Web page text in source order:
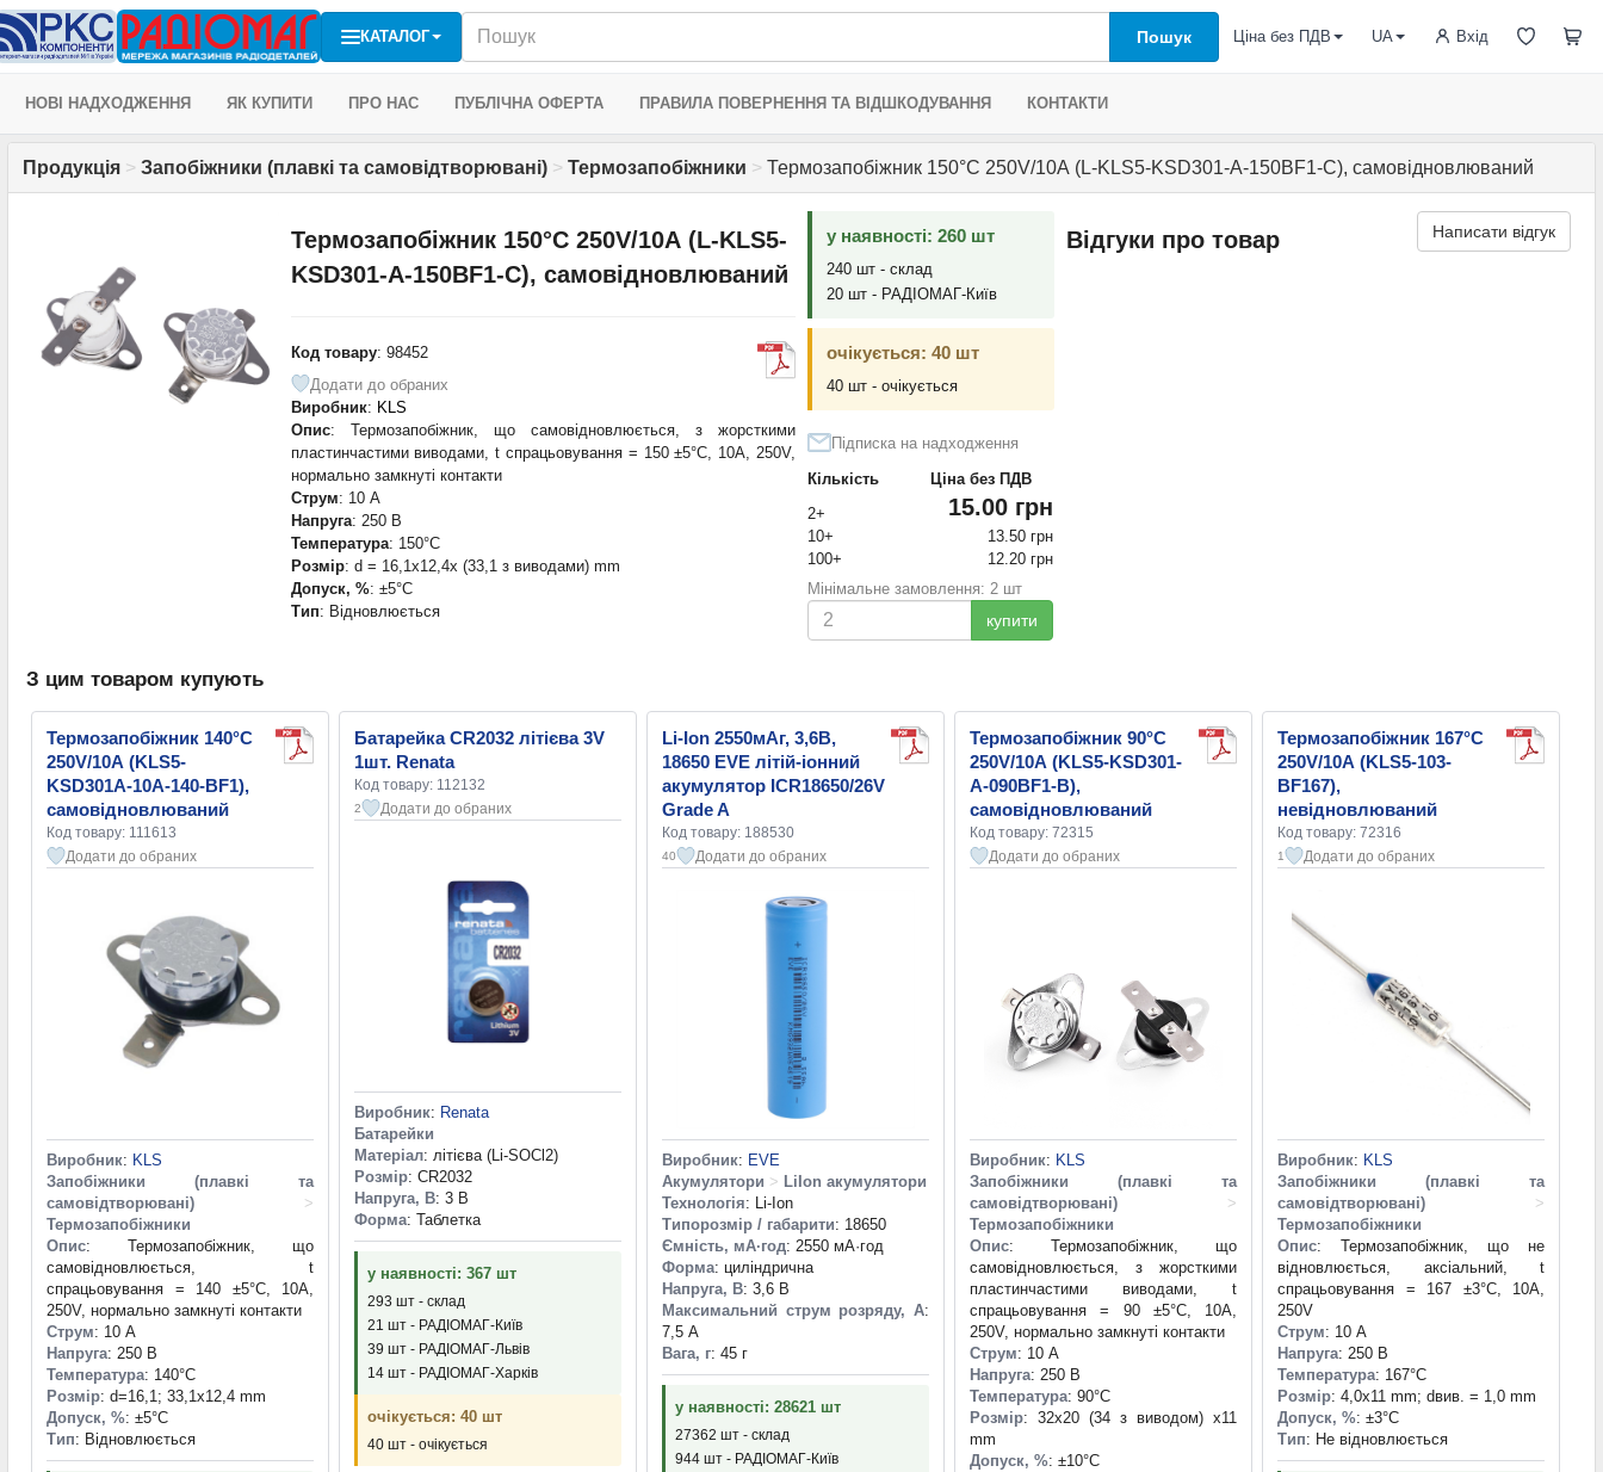
КАТАЛОГ Пошук Вхід
Ціна без ПДВ UA
НОВІ НАДХОДЖЕННЯ ЯК КУПИТИ ПРО НАС ПУБЛІЧНА ОФЕРТА ПРАВИЛА ПОВЕРНЕННЯ ТА ВІДШКОДУВАННЯ КОНТАКТИ
Продукція > Запобіжники (плавкі та самовідтворювані) > Термозапобіжники > Термозапобіжник 150°C 250V/10А (L-KLS5-KSD301-A-150BF1-C), самовідновлюваний
Термозапобіжник 150°C 250V/10А (L-KLS5-
KSD301-A-150BF1-C), самовідновлюваний
Код товару: 98452
Додати до обраних
Виробник: KLS
Опис: Термозапобіжник, що самовідновлюється, з жорсткими
пластинчастими виводами, t спрацьовування = 150 ±5°C, 10A, 250V,
нормально замкнуті контакти
Струм: 10 А
Напруга: 250 В
Температура: 150°С
Розмір: d = 16,1x12,4x (33,1 з виводами) mm
Допуск, %: ±5°С
Тип: Відновлюється
у наявності: 260 шт
240 шт - склад
20 шт - РАДІОМАГ-Київ
очікується: 40 шт
40 шт - очікується
Підписка на надходження
Кількість
Ціна без ПДВ
2+
15.00 грн
10+
13.50 грн
100+
12.20 грн
Мінімальне замовлення: 2 шт
купити
Відгуки про товар Написати відгук
З цим товаром купують
Термозапобіжник 140°C
250V/10А (KLS5-
KSD301A-10A-140-BF1),
самовідновлюваний
Код товару: 111613
Додати до обраних
Виробник: KLS
Запобіжники (плавкі та
самовідтворювані)
>
Термозапобіжники
Опис: Термозапобіжник, що
самовідновлюється, t
спрацьовування = 140 ±5°C, 10A,
250V, нормально замкнуті контакти
Струм: 10 А
Напруга: 250 В
Температура: 140°С
Розмір: d=16,1; 33,1x12,4 mm
Допуск, %: ±5°С
Тип: Відновлюється
Батарейка CR2032 літієва 3V
1шт. Renata
Код товару: 112132
2 Додати до обраних
Виробник: Renata
Батарейки
Матеріал: літієва (Li-SOCl2)
Розмір: CR2032
Напруга, В: 3 В
Форма: Таблетка
у наявності: 367 шт
293 шт - склад
21 шт - РАДІОМАГ-Київ
39 шт - РАДІОМАГ-Львів
14 шт - РАДІОМАГ-Харків
очікується: 40 шт
40 шт - очікується
Li-Ion 2550мАг, 3,6В,
18650 EVE літій-іонний
акумулятор ICR18650/26V
Grade A
Код товару: 188530
40 Додати до обраних
Виробник: EVE
Акумулятори > LiIon акумулятори
Технологія: Li-Ion
Типорозмір / габарити: 18650
Ємність, мА·год: 2550 мА·год
Форма: циліндрична
Напруга, В: 3,6 В
Максимальний струм розряду, А:
7,5 А
Вага, г: 45 г
у наявності: 28621 шт
27362 шт - склад
944 шт - РАДІОМАГ-Київ
Термозапобіжник 90°C
250V/10А (KLS5-KSD301-
A-090BF1-B),
самовідновлюваний
Код товару: 72315
Додати до обраних
Виробник: KLS
Запобіжники (плавкі та
самовідтворювані)
>
Термозапобіжники
Опис: Термозапобіжник, що
самовідновлюється, з жорсткими
пластинчастими виводами, t
спрацьовування = 90 ±5°C, 10A,
250V, нормально замкнуті контакти
Струм: 10 А
Напруга: 250 В
Температура: 90°С
Розмір: 32x20 (34 з виводом) х11
mm
Допуск, %: ±10°С
Термозапобіжник 167°C
250V/10А (KLS5-103-
BF167),
невідновлюваний
Код товару: 72316
1 Додати до обраних
Виробник: KLS
Запобіжники (плавкі та
самовідтворювані)
>
Термозапобіжники
Опис: Термозапобіжник, що не
відновлюється, аксіальний, t
спрацьовування = 167 ±3°C, 10A,
250V
Струм: 10 А
Напруга: 250 В
Температура: 167°С
Розмір: 4,0x11 mm; dвив. = 1,0 mm
Допуск, %: ±3°С
Тип: Не відновлюється